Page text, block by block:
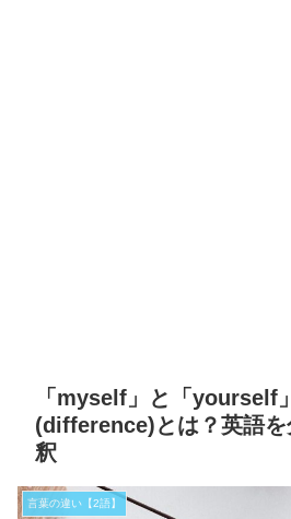
「myself」と「yourself
(difference)とは？英語を
釈
言葉の違い【2語】